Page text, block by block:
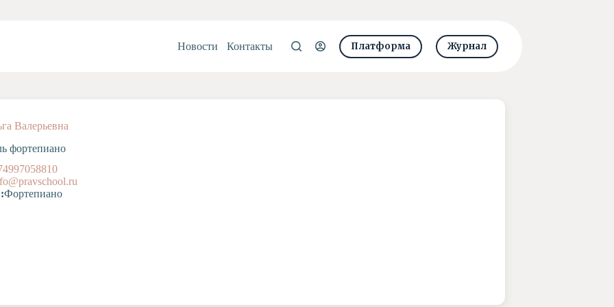
Новости Контакты Платформа Журнал
Валерьевна
фортепиано
Фортепиано